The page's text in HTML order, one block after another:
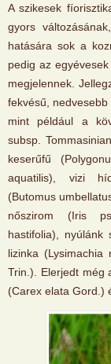
A szikesek
gyors
hatására sok a
pedig az
megjelennek.
fekvésű,
mint például a
subsp.
keserűfű
aquatilis), vizi
(Butomus
nőszirom (Iris
hastifolia), nyúlánk
lizinka (Lysimachia
Trin.). Elerjedt még
(Carex elata Gord.)